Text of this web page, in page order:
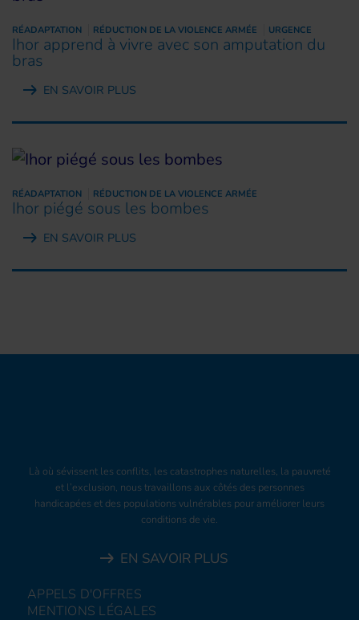
RÉADAPTATION RÉDUCTION DE LA VIOLENCE ARMÉE URGENCE
Ihor apprend à vivre avec son amputation du
bras
EN SAVOIR PLUS
RÉADAPTATION RÉDUCTION DE LA VIOLENCE ARMÉE
Ihor piégé sous les bombes
EN SAVOIR PLUS
Là où sévissent les conflits, les catastrophes naturelles, la pauvreté
et l’exclusion, nous travaillons aux côtés des personnes
handicapées et des populations vulnérables pour améliorer leurs
conditions de vie.
EN SAVOIR PLUS
APPELS D'OFFRES
MENTIONS LÉGALES